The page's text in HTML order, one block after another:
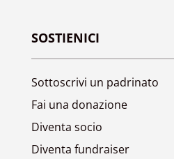
SOSTIENICI
Sottoscrivi un padrinato
Fai una donazione
Diventa socio
Diventa fundraiser